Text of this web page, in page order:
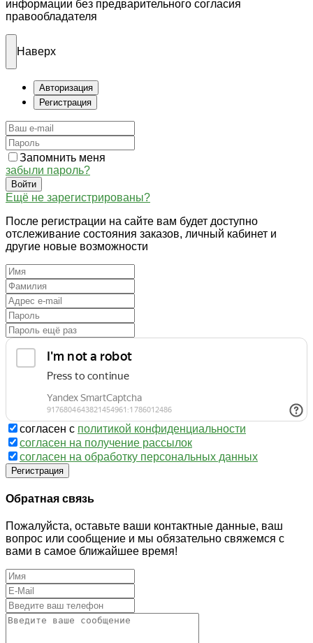
информации без предварительного согласия
правообладателя
Наверх
Авторизация
Регистрация
Запомнить меня
забыли пароль?
Войти
Ещё не зарегистрированы?
После регистрации на сайте вам будет доступно
отслеживание состояния заказов, личный кабинет и
другие новые возможности
согласен с политикой конфиденциальности
согласен на получение рассылок
согласен на обработку персональных данных
Регистрация
Обратная связь
Пожалуйста, оставьте ваши контактные данные, ваш
вопрос или сообщение и мы обязательно свяжемся с
вами в самое ближайшее время!